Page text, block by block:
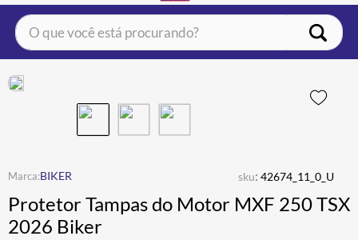
O que você está procurando?
BIKER sku: 42674_11_0_U
Protetor Tampas do Motor MXF 250 TSX
2026 Biker
BOTA
4º ÓCULOS SOLAR
5º LUVA
6º ALPINESTAR